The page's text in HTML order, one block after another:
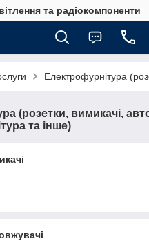
та радіокомпоненти
Електрофурнітура
(розетки, вимикачі,
та інше)